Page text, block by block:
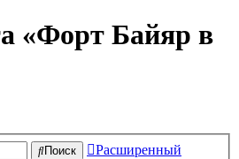
«Форт Байяр в
Поиск
Расширенный